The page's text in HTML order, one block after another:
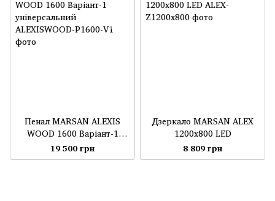
Пенал MARSAN ALEXIS
WOOD 1600 Варіант-1
універсальний
19 500 грн
Дзеркало MARSAN ALEX
1200x800 LED
8 809 грн